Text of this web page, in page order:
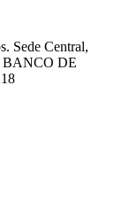
Sede Central,
BANCO DE